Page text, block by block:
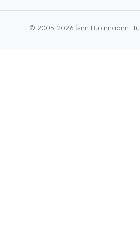
© 2005-2026 İsim Bulamadım.